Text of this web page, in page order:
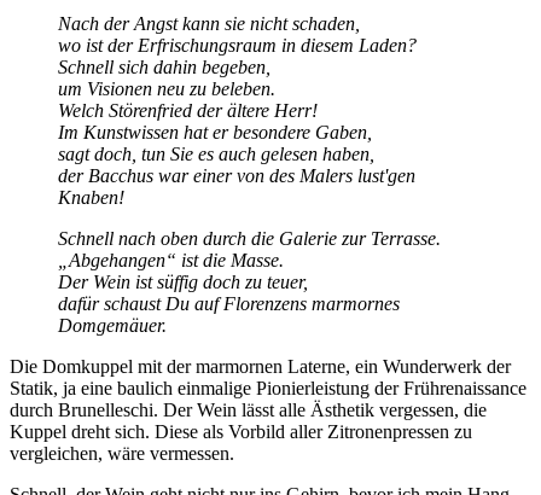
Nach der Angst kann sie nicht schaden,
wo ist der Erfrischungsraum in diesem Laden?
Schnell sich dahin begeben,
um Visionen neu zu beleben.
Welch Störenfried der ältere Herr!
Im Kunstwissen hat er besondere Gaben,
sagt doch, tun Sie es auch gelesen haben,
der Bacchus war einer von des Malers lust'gen
Knaben!
Schnell nach oben durch die Galerie zur Terrasse.
Abgehangen
ist die Masse.
Der Wein ist süffig doch zu teuer,
dafür schaust Du auf Florenzens marmornes
Domgemäuer.
Die Domkuppel mit der marmornen Laterne, ein Wunderwerk der
Statik, ja eine baulich einmalige Pionierleistung der Frührenaissance
durch Brunelleschi. Der Wein lässt alle Ästhetik vergessen, die
Kuppel dreht sich. Diese als Vorbild aller Zitronenpressen zu
vergleichen, wäre vermessen.